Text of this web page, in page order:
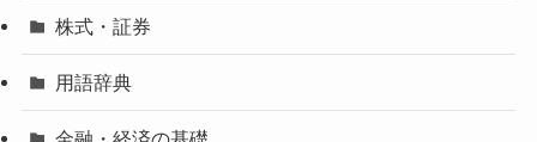
株式・証券
用語辞典